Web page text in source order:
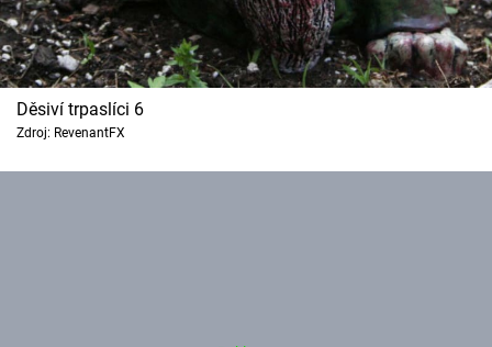
Děsiví trpaslíci 6
Zdroj: RevenantFX